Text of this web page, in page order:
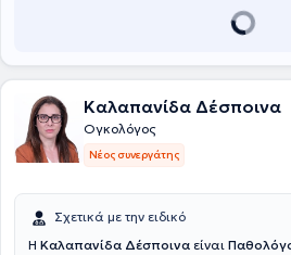
Καλαπανίδα Δέσποινα
Ογκολόγος
Νέος συνεργάτης
Σχετικά με την ειδικό
Η Καλαπανίδα Δέσποινα είναι